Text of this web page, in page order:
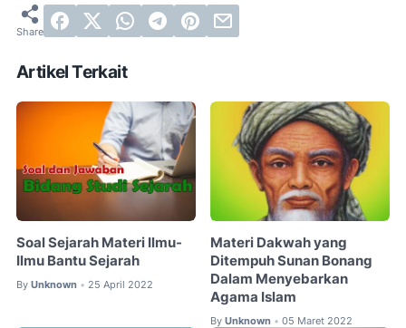
Artikel Terkait
Soal Sejarah Materi Ilmu-
Ilmu Bantu Sejarah
By Unknown • 25 April 2022
Materi Dakwah yang
Ditempuh Sunan Bonang
Dalam Menyebarkan
Agama Islam
By Unknown • 05 Maret 2022